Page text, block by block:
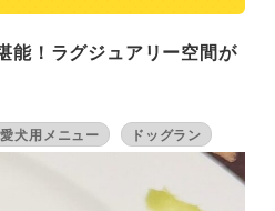
能！ラグジュアリー空間が
愛犬用メニュー ドッグラン